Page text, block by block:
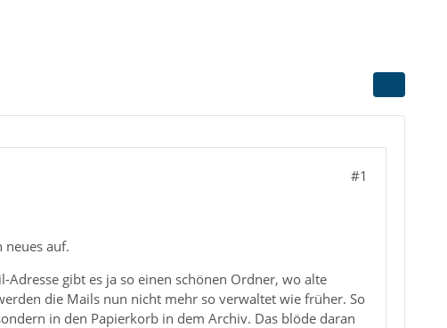
#1
neues auf.
gibt es ja so einen schönen Ordner, wo alte
die Mails nun nicht mehr so verwaltet wie früher. So
in den Papierkorb in dem Archiv. Das blöde daran